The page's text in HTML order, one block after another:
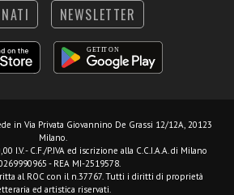
NEWSLETTER
in Via Privata Giovannino De Grassi 12/12A, 20123
Milano.
I.V. - C.F./P.IVA ed iscrizione alla C.C.I.A.A. di Milano
- REA MI-2519578.
al ROC con il n.37767. Tutti i diritti di proprietà
ed artistica riservati.